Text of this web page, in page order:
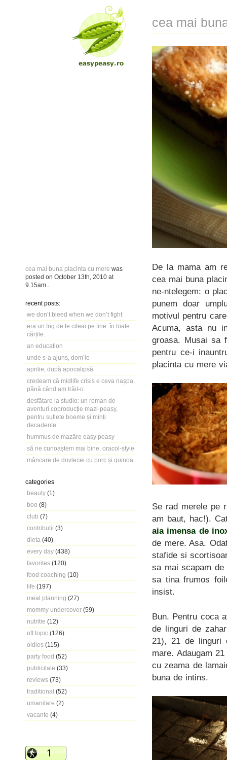
cea mai buna placinta cu mere was
posted on October 13th, 2010 at
9.15am
recent posts:
we don’t bleed when we don’t fight
era un frig de te citeai pe tine. în toate
cărțile.
an education
unde s-a ajuns, dom’le
aprilie, după apocalipsă
credeam că midlife crisis e ceva nașpa.
până când am trăit-o.
desfătare la studio: un roman de
aventuri coproducție mazi-peasy,
pentru suflete boeme și minți
decadente
hummus de mazăre easy peasy
să ne cunoaștem mai bine, oracol-style
mâncare de dovlecei cu porc și quinoa
categories
beauty (1)
boo (8)
club (7)
contributii (3)
dieta (40)
every day (438)
favorites (120)
food coaching (10)
life (197)
meal planning (27)
mommy undercover (59)
nutritie (12)
off topic (126)
oldies (115)
party food (52)
publicitate (33)
reviews (73)
traditional (52)
umanitare (2)
vacante (4)
cea mai
De la mama am
cea mai buna
ne-ntelegem: o
punem doar
motivul pentru
Acuma, asta nu
groasa. Musai sa
pentru ce-i
placinta cu mere
Se rad merele pe
am baut, hac!).
aia imensa de
de mere. Asa.
stafide si
sa mai scapam
sa tina frumos
insist.
Bun. Pentru coca
de linguri de
21), 21 de linguri
mare. Adaugam
cu zeama de
buna de intins.